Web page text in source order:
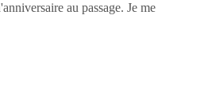
au passage. Je me